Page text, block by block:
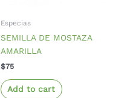
Especias
SEMILLA DE MOSTAZA
AMARILLA
$75
Add to cart